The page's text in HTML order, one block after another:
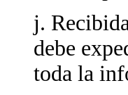
j.
debe
toda la